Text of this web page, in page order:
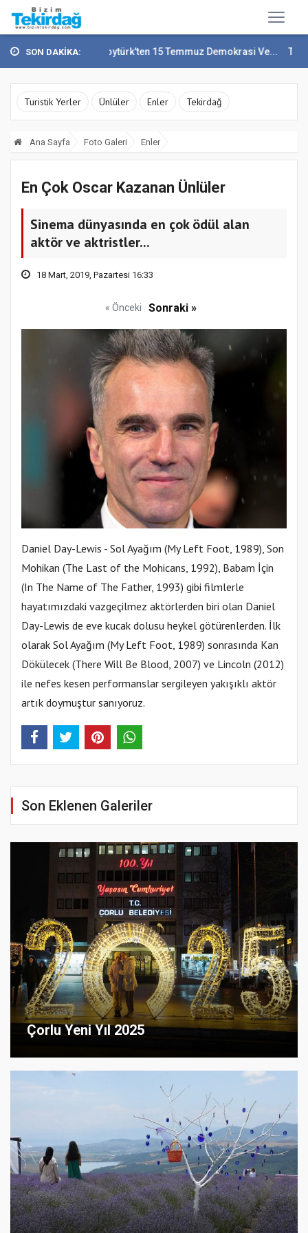
SON DAKİKA:
Vali Recep Soytürk'ten 15 Temmuz Demokrasi Ve... Tekirdağ En
Turistik Yerler Ünlüler Enler Tekirdağ
Ana Sayfa Foto Galeri Enler
En Çok Oscar Kazanan Ünlüler
Sinema dünyasında en çok ödül alan
aktör ve aktristler...
18 Mart, 2019, Pazartesi 16:33
« Önceki Sonraki »
Daniel Day-Lewis - Sol Ayağım (My Left Foot, 1989), Son
Mohikan (The Last of the Mohicans, 1992), Babam İçin
(In The Name of The Father, 1993) gibi filmlerle
hayatımızdaki vazgeçilmez aktörlerden biri olan Daniel
Day-Lewis de eve kucak dolusu heykel götürenlerden. İlk
olarak Sol Ayağım (My Left Foot, 1989) sonrasında Kan
Dökülecek (There Will Be Blood, 2007) ve Lincoln (2012)
ile nefes kesen performanslar sergileyen yakışıklı aktör
artık doymuştur sanıyoruz.
Son Eklenen Galeriler
Çorlu Yeni Yıl 2025